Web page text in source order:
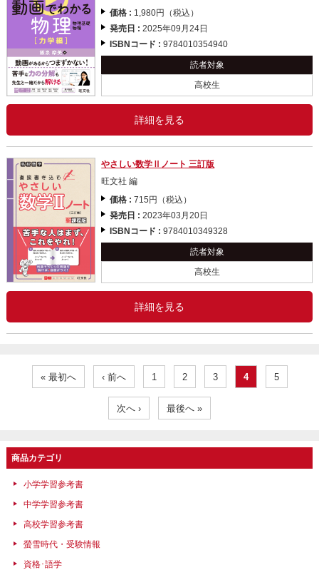
価格 : 1,980円（税込）
発売日 :2025年09月24日
ISBNコード :9784010354940
読者対象
高校生
詳細を見る
やさしい数学Ⅱノート 三訂版
旺文社 編
価格 :715円（税込）
発売日 :2023年03月20日
ISBNコード :9784010349328
読者対象
高校生
詳細を見る
« 最初へ ‹ 前へ 1 2 3 4 5
次へ › 最後へ »
商品カテゴリ
小学学習参考書
中学学習参考書
高校学習参考書
螢雪時代・受験情報
資格･語学